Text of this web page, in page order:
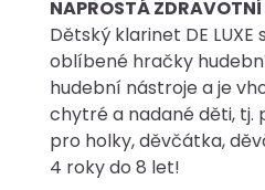
NAPROSTÁ
Dětský klarinet DE
oblíbené hračky
hudební nástroje a je
chytré a nadané děti, tj.
pro holky, děvčátka,
4 roky do 8 let!